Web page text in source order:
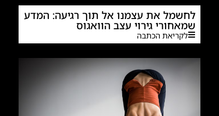
לחשמל את עצמנו אל תוך רגיעה: המדע
שמאחורי גירוי עצב הוואגוס
לקריאת הכתבה